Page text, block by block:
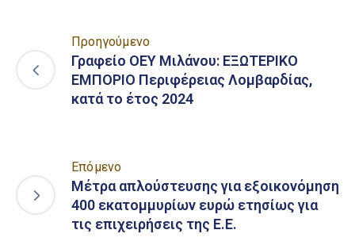
Προηγούμενο
Γραφείο ΟΕΥ Μιλάνου: ΕΞΩΤΕΡΙΚΟ
ΕΜΠΟΡΙΟ Περιφέρειας Λομβαρδίας,
κατά το έτος 2024
Επόμενο
Μέτρα απλούστευσης για εξοικονόμηση
400 εκατομμυρίων ευρώ ετησίως για
τις επιχειρήσεις της Ε.Ε.